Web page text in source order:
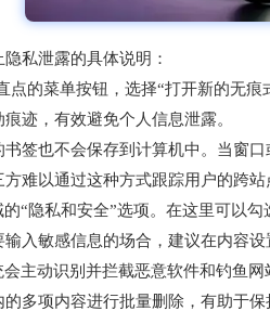
私泄露的具体说明：
点的菜单按钮，选择“打开新的无
迹，有效避免个人信息泄露。
签也不会保存到计算机中。当窗
难以通过这种方式跟踪用户的跨站
“隐私和安全”选项。在这里可以
入敏感信息的场合，建议在内容
主动识别并拦截恶意软件和钓鱼
多项内容进行批量删除，有助于保